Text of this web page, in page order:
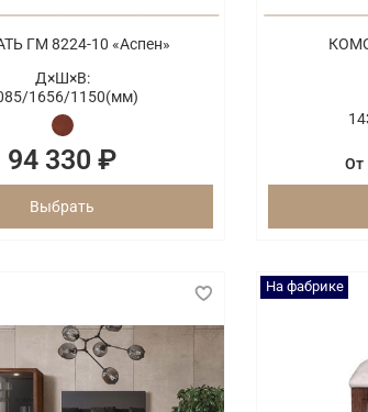
ГМ 8224-10 «Аспен»
Д×Ш×В:
1656/1150(мм)
94 330 ₽
Выбрать
От
На фабрике